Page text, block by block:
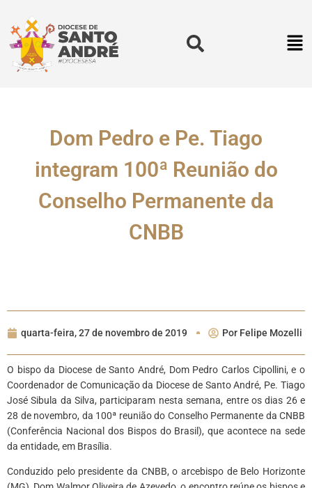
Dom Pedro e Pe. Tiago
integram 100ª Reunião do
Conselho Permanente da
CNBB
quarta-feira, 27 de novembro de 2019 Por Felipe Mozelli
O bispo da Diocese de Santo André, Dom Pedro Carlos Cipollini, e o
Coordenador de Comunicação da Diocese de Santo André, Pe. Tiago
José Sibula da Silva, participaram nesta semana, entre os dias 26 e
28 de novembro, da 100ª reunião do Conselho Permanente da CNBB
(Conferência Nacional dos Bispos do Brasil), que acontece na sede
da entidade, em Brasília.
Conduzido pelo presidente da CNBB, o arcebispo de Belo Horizonte